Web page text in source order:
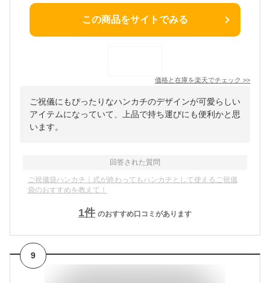
この商品をサイトでみる
価格と在庫を楽天でチェック >>
ご祝儀にもぴったりなハンカチのデザインが可愛らしい
アイテムになっていて、上品で持ち運びにも便利かと思
います。
回答された質問
ご祝儀袋ハンカチ｜式が終わってもハンカチとして使えるご祝儀
袋のおすすめを教えて！
1件 のおすすめ口コミがあります
9